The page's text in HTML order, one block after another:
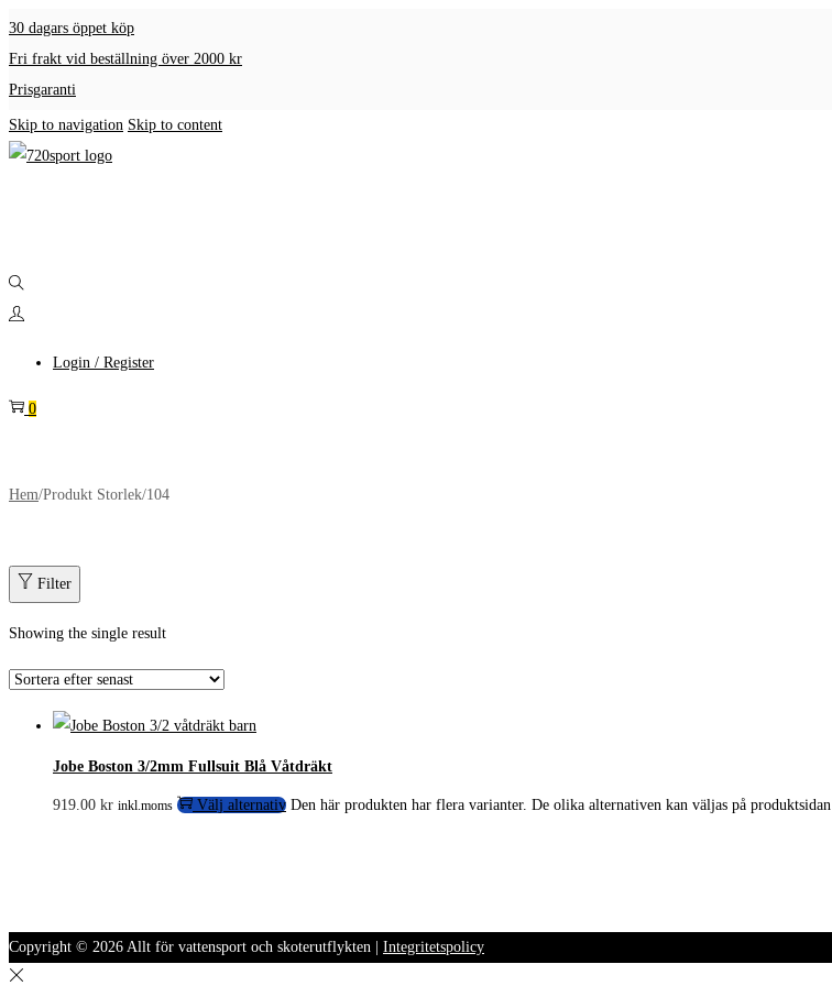
30 dagars öppet köp
Fri frakt vid beställning över 2000 kr
Prisgaranti
Skip to navigation Skip to content
Login / Register
0
Hem/Produkt Storlek/104
Filter
Showing the single result
Jobe Boston 3/2mm Fullsuit Blå Våtdräkt
919.00 kr inkl.moms Välj alternativ Den här produkten har flera varianter. De olika alternativen kan väljas på produktsidan
Copyright © 2026 Allt för vattensport och skoterutflykten Integritetspolicy